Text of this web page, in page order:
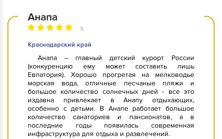
Анапа
5
Краснодарский край
Анапа – главный детский курорт России
(конкуренцию ему может составить лишь
Евпатория). Хорошо прогретая на мелководье
морская вода, отличные песчаные пляжи и
большое количество солнечных дней - все это
издавна привлекает в Анапу отдыхающих,
особенно с детьми. В Анапе работает большое
количество санаториев и пансионатов, а в
последние годы появилась современная
инфраструктура для отдыха и развлечений.